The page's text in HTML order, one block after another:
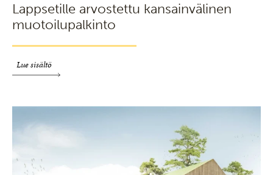
Lappsetille arvostettu kansainvälinen
muotoilupalkinto
Lue sisältö